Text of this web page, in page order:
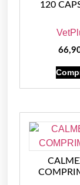
120